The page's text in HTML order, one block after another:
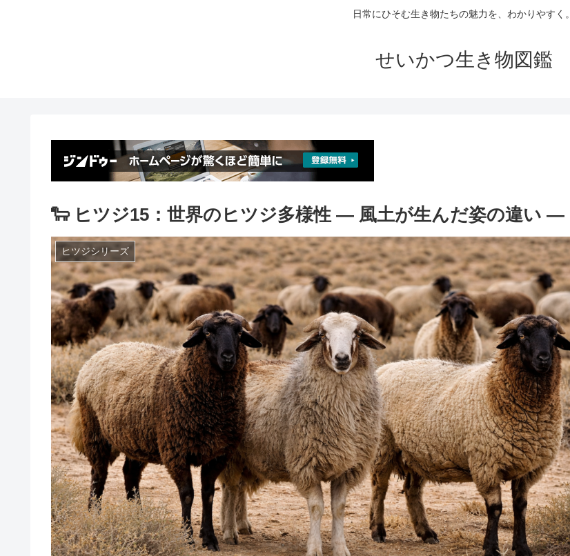
日常にひそむ生き物たちの魅力を、わかりやすく。
せいかつ生き物図鑑
🐑 ヒツジ15：世界のヒツジ多様性 ― 風土が生んだ姿の違い ―
ヒツジシリーズ